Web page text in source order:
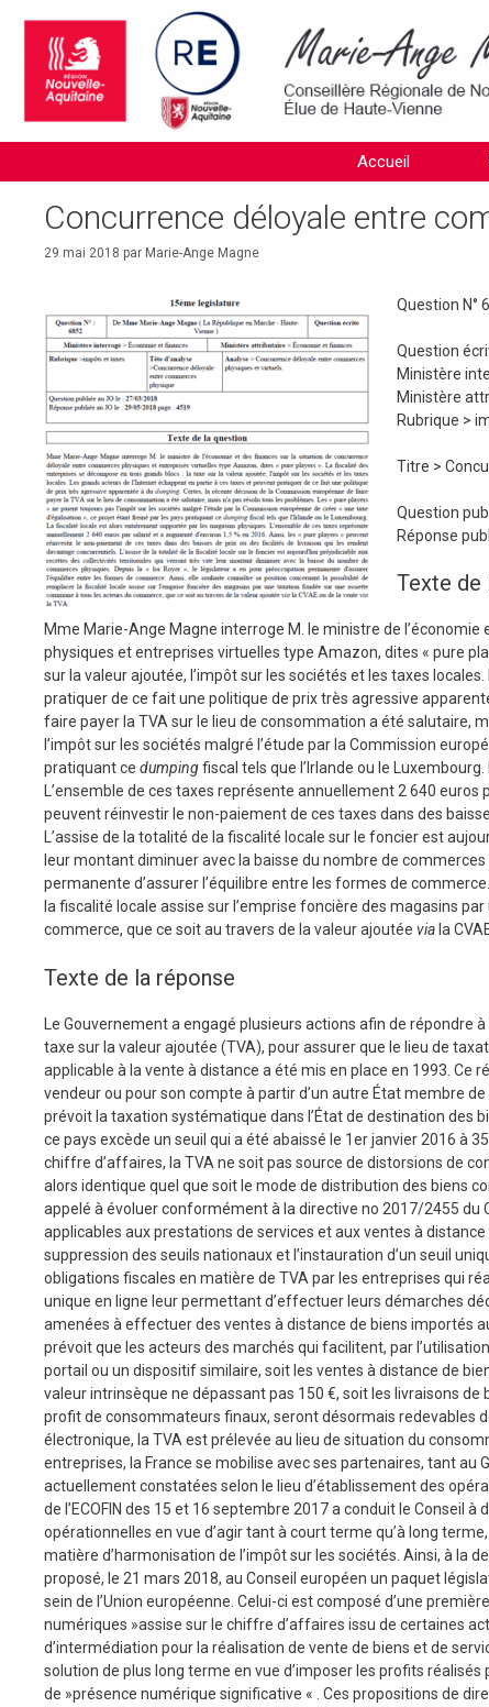
contenu
Accueil
Concurrence déloyale entre
29 mai 2018 par Marie-Ange Magne
Question N°
Question
Ministère
Ministère
Rubrique >
Titre >
Question
Réponse
Texte de
Mme Marie-Ange Magne interroge M. le ministre de
physiques et entreprises virtuelles type Amazon, dites « pure
sur la valeur ajoutée, l’impôt sur les sociétés et les taxes
pratiquer de ce fait une politique de prix très agressive
faire payer la TVA sur le lieu de consommation a été salutaire,
l’impôt sur les sociétés malgré l’étude par la Commission
pratiquant ce dumpingfiscal tels que l’Irlande ou le
L’ensemble de ces taxes représente annuellement 2 640 euros
peuvent réinvestir le non-paiement de ces taxes dans des
L’assise de la totalité de la fiscalité locale sur le foncier est
leur montant diminuer avec la baisse du nombre de
permanente d’assurer l’équilibre entre les formes de
la fiscalité locale assise sur l’emprise foncière des magasins
commerce, que ce soit au travers de la valeur ajoutée via la
Texte de la réponse
Le Gouvernement a engagé plusieurs actions afin de répondre
taxe sur la valeur ajoutée (TVA), pour assurer que le lieu de
applicable à la vente à distance a été mis en place en 1993. Ce
vendeur ou pour son compte à partir d’un autre État membre
prévoit la taxation systématique dans l’État de destination des
ce pays excède un seuil qui a été abaissé le 1er janvier 2016 à
chiffre d’affaires, la TVA ne soit pas source de distorsions de
alors identique quel que soit le mode de distribution des biens
appelé à évoluer conformément à la directive no 2017/2455
applicables aux prestations de services et aux ventes à
suppression des seuils nationaux et l’instauration d’un seuil
obligations fiscales en matière de TVA par les entreprises qui
unique en ligne leur permettant d’effectuer leurs démarches
amenées à effectuer des ventes à distance de biens importés
prévoit que les acteurs des marchés qui facilitent, par
portail ou un dispositif similaire, soit les ventes à distance de
valeur intrinsèque ne dépassant pas 150 €, soit les livraisons
profit de consommateurs finaux, seront désormais redevables
électronique, la TVA est prélevée au lieu de situation du
entreprises, la France se mobilise avec ses partenaires, tant au
actuellement constatées selon le lieu d’établissement des
de l’ECOFIN des 15 et 16 septembre 2017 a conduit le Conseil
opérationnelles en vue d’agir tant à court terme qu’à long
matière d’harmonisation de l’impôt sur les sociétés. Ainsi, à la
proposé, le 21 mars 2018, au Conseil européen un paquet
sein de l’Union européenne. Celui-ci est composé d’une
numériques »assise sur le chiffre d’affaires issu de certaines
d’intermédiation pour la réalisation de vente de biens et de
solution de plus long terme en vue d’imposer les profits
de »présence numérique significative « . Ces propositions de